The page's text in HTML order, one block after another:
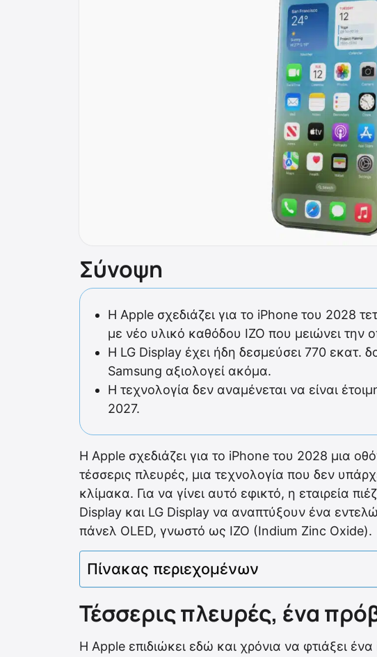
Σύνοψη
Η Apple σχεδιάζει για το iPhone του 2028
με νέο υλικό καθόδου IZO που μειώνει την
Η LG Display έχει ήδη δεσμεύσει 770 εκατ.
Samsung αξιολογεί ακόμα.
Η τεχνολογία δεν αναμένεται να είναι
2027.
Η Apple σχεδιάζει για το iPhone του 2028 μια
τέσσερις πλευρές, μια τεχνολογία που δεν
κλίμακα. Για να γίνει αυτό εφικτό, η εταιρεία
Display και LG Display να αναπτύξουν ένα
πάνελ OLED, γνωστό ως IZO (Indium Zinc Oxide).
Πίνακας περιεχομένων
Τέσσερις πλευρές, ένα
Η Apple επιδιώκει εδώ και χρόνια να φτιάξει